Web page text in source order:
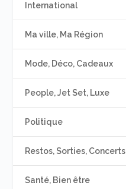
International
Ma ville, Ma Région
Mode, Déco, Cadeaux
People, Jet Set, Luxe
Politique
Restos, Sorties, Concerts
Santé, Bien être